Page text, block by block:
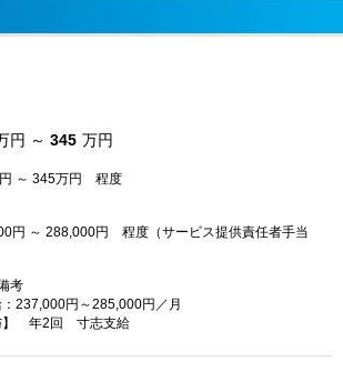
円 ～ 345 万円
～ 345万円 程度
円 ～ 288,000円 程度（サービス提供責任者手当
考
237,000円～285,000円／月
】 年2回 寸志支給